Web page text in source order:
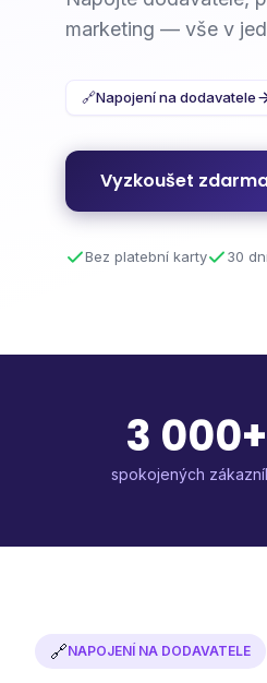
marketing — vše v
🔗Napojení na dodavatele
Vyzkoušet
Bez platební karty 30
3 000+
spokojených
🔗NAPOJENÍ NA DODAVATELE